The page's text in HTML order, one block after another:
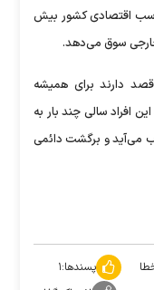
اقتصادی کشور بیش
سوق می‌دهد.
دارند برای همیشه
افراد سالی چند بار به
می‌آید و برگشت دائمی
پسندها:۱